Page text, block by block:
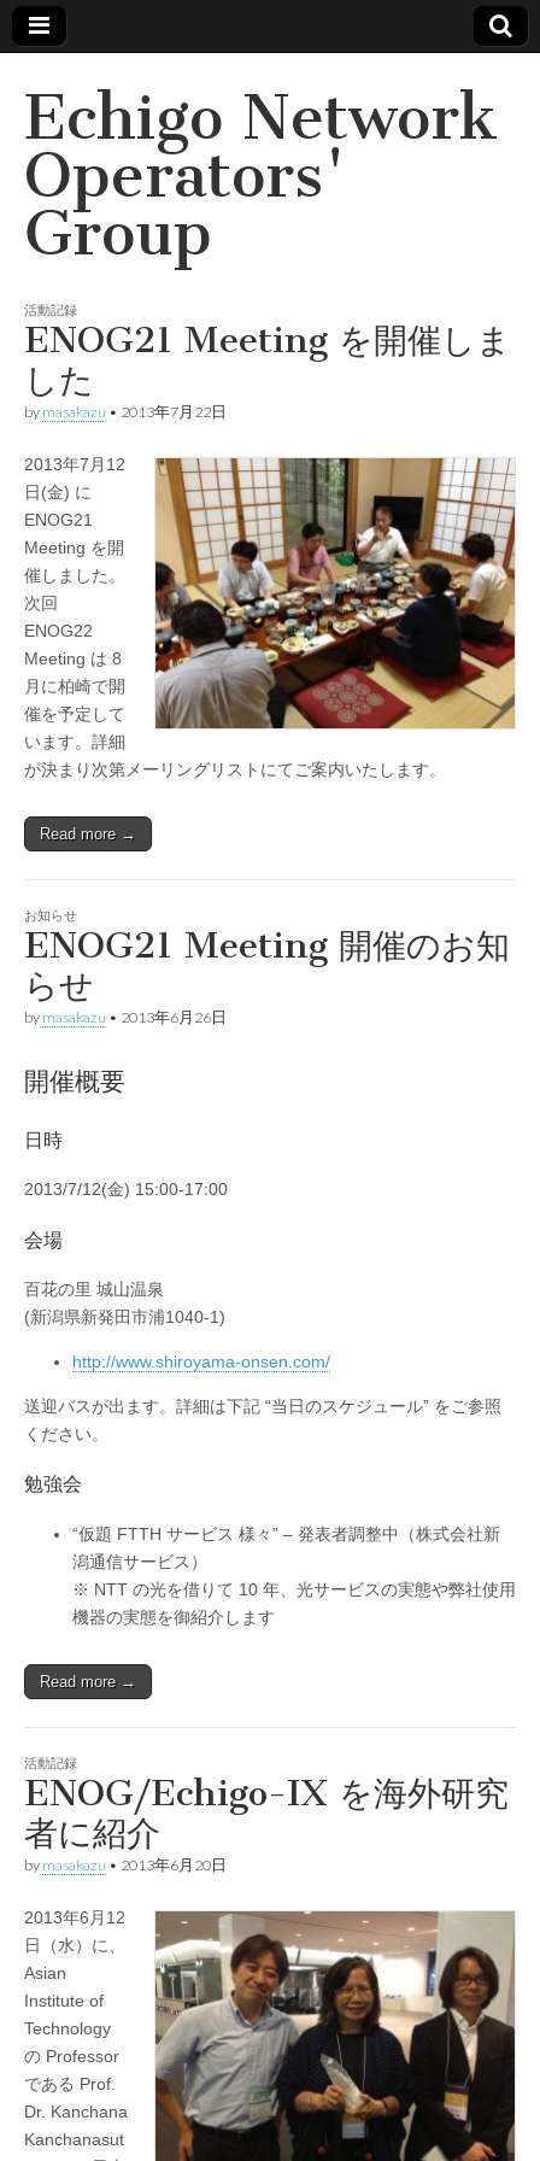
Echigo Network
Operators'
Group
活動記録
ENOG21 Meeting を開催しま
した
by masakazu • 2013年7月22日
2013年7月12
日(金) に
ENOG21
Meeting を開
催しました。
次回
ENOG22
Meeting は 8
月に柏崎で開
催を予定して
います。詳細
が決まり次第メーリングリストにてご案内いたします。
Read more →
お知らせ
ENOG21 Meeting 開催のお知
らせ
by masakazu • 2013年6月26日
開催概要
日時
2013/7/12(金) 15:00-17:00
会場
百花の里 城山温泉
(新潟県新発田市浦1040-1)
http://www.shiroyama-onsen.com/
送迎バスが出ます。詳細は下記 “当日のスケジュール” をご参照
ください。
勉強会
“仮題 FTTH サービス 様々” – 発表者調整中（株式会社新
潟通信サービス）
※ NTT の光を借りて 10 年、光サービスの実態や弊社使用
機器の実態を御紹介します
Read more →
活動記録
ENOG/Echigo-IX を海外研究
者に紹介
by masakazu • 2013年6月20日
2013年6月12
日（水）に、
Asian
Institute of
Technology
の Professor
である Prof.
Dr. Kanchana
Kanchanasut